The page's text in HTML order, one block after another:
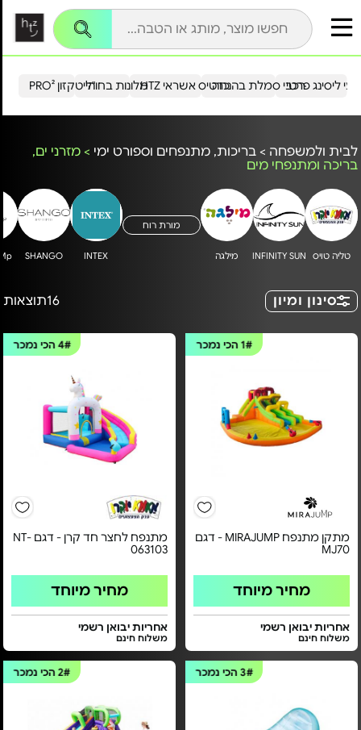
הייטקזון PRO²מלונות בחו"ל כרטיס אשראי HTZ ליסינג פרטירכבי סמלת בהנחה
לבית ולמשפחה > בריכות, מתנפחים וספורט ימי > מזרני ים,
בריכה ומתנפחי מים
טליה טויס INFINITY SUN מילגה
מורת רוח
INTEX
SHANGO
סינון ומיון 16תוצאות
1#הכי נמכר
מתקן מתנפח MIRAJUMP - דגם
MJ70
מחיר מיוחד
אחריות יבואן רשמי
משלוח חינם
4#הכי נמכר
מתנפח לחצר חד קרן - דגם NT-
063103
מחיר מיוחד
אחריות יבואן רשמי
משלוח חינם
3#הכי נמכר 2#הכי נמכר